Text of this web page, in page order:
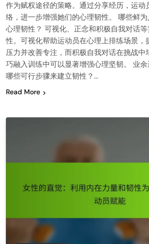
作为赋权途径的策略。通过分享经历，运动
络，进一步增强她们的心理韧性。 哪些鲜
心理韧性？ 可视化、正念和积极自我对话
性。可视化帮助运动员在心理上排练场景，
压力并改善专注，而积极自我对话在挑战中
巧融入训练中可以显著增强心理坚韧。 业
哪些可行步骤来建立韧性？…
Read More